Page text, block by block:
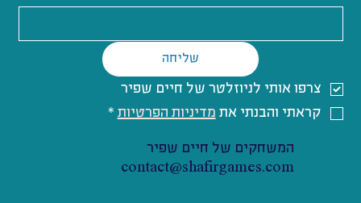
שליחה
צרפו אותי לניוזלטר של חיים שפיר
קראתי והבנתי את מדיניות הפרטיות *
המשחקים של חיים שפיר
contact@shafirgames.com